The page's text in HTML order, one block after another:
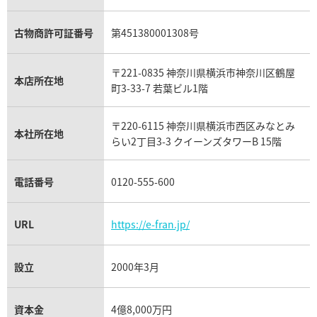
アクアマリン買取
オメガ買取
カルティエ買取
フランク ミュラー買取
リシャール・ミル買取
パネライ買取
チューダー（チュードル）買取
プラダ買取
モーブッサン買取
古物商許可証番号 第451380001308号
本店所在地
〒221-0835 神奈川県横浜市神奈川区鶴屋
町3-33-7 若葉ビル1階
本社所在地
〒220-6115 神奈川県横浜市西区みなとみ
らい2丁目3-3 クイーンズタワーB 15階
電話番号 0120-555-600
URL https://e-fran.jp/
設立 2000年3月
資本金 4億8,000万円